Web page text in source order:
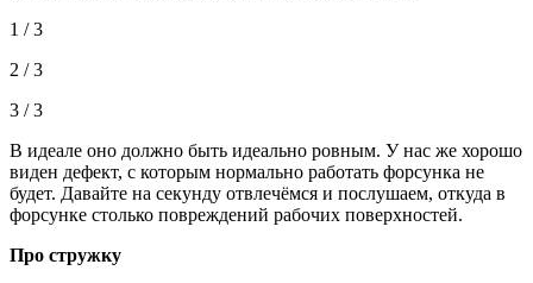
1 / 3
2 / 3
3 / 3
В идеале оно должно быть идеально ровным. У нас же хорошо
виден дефект, с которым нормально работать форсунка не
будет. Давайте на секунду отвлечёмся и послушаем, откуда в
форсунке столько повреждений рабочих поверхностей.
Про стружку